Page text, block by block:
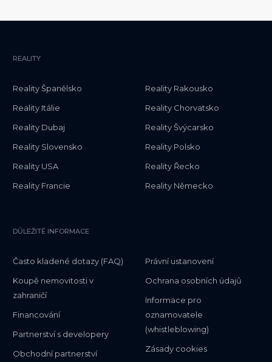
REALITY
Reality Španělsko
Reality Itálie
Reality Dubaj
Reality Slovensko
Reality USA
Reality Francie
Reality Rakousko
Reality Chorvatsko
Reality Švýcarsko
Reality Polsko
Reality Řecko
Reality Německo
DŮLEŽITÉ INFORMACE
Často kladené dotazy (FAQ)
Koupě nemovitosti v
zahraničí
Financování
Partnerství s developery
Obchodní partnerství
Právní ustanovení
Ochrana osobních údajů
Informace pro
oznamovatele
(whistleblowing)
Zásady cookies